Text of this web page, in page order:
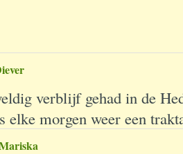
verblijf gehad in de
elke morgen weer een